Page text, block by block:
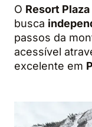
O Resort Plaza
busca
passos da
acessível
excelente em